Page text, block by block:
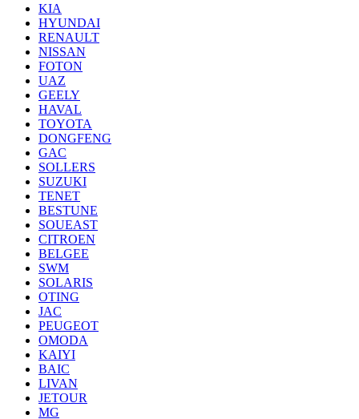
KIA
HYUNDAI
RENAULT
NISSAN
FOTON
UAZ
GEELY
HAVAL
TOYOTA
DONGFENG
GAC
SOLLERS
SUZUKI
TENET
BESTUNE
SOUEAST
CITROEN
BELGEE
SWM
SOLARIS
OTING
JAC
PEUGEOT
OMODA
KAIYI
BAIC
LIVAN
JETOUR
MG